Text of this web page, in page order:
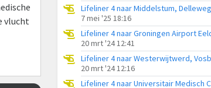
vlucht
Lifeliner 4 naar Middelstum, Delleweg
7 mei '25 18:16
20 mrt '24 12:41
20 mrt '24 12:16